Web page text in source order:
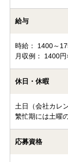
給与
時給： 1400～
月収例： 1400
休日・休暇
土日（会社カレ
繁忙期には土曜
応募資格